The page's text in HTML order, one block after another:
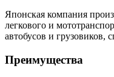
Японская компания
легкового и
автобусов и грузовиков,
Преимущества